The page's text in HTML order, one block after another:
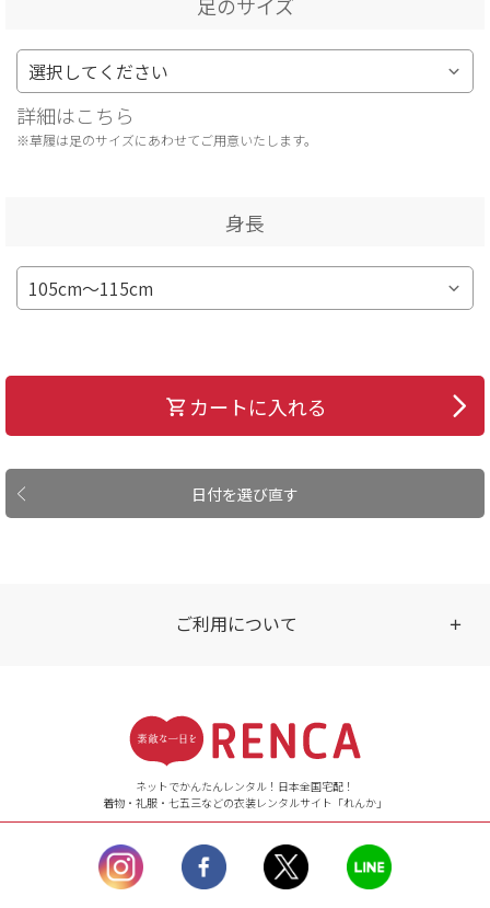
詳細はこちら
※草履は足のサイズにあわせてご用意いたします。
身長
日付を選び直す
カートに入れる
ご利用について
【ご注文（インターネット）】
24時間年中無休
【お問い合わせ窓口（メー
ル）】10:00~17:00
土曜日、日曜日、臨
時休業日を除く。
営業時間外にいただ
ネットでかんたんレンタル！日本全国宅配！
着物・礼服・七五三などの衣装レンタルサイト「れんか」